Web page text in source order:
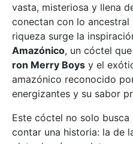
vasta, misteriosa y llena
conectan con lo ancestral
riqueza surge la
Amazónico, un cóctel
ron Merry Boys y el
amazónico reconocido
energizantes y su sabor
Este cóctel no solo
contar una historia: la de